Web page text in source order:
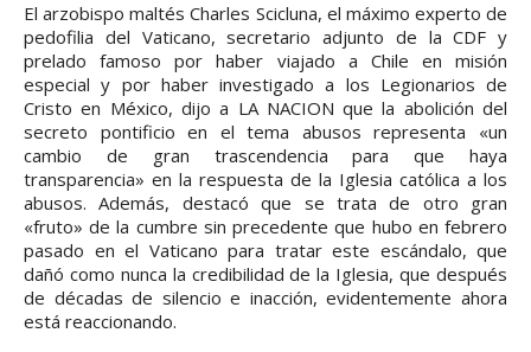
El arzobispo maltés Charles Scicluna, el máximo experto de
pedofilia del Vaticano, secretario adjunto de la CDF y
prelado famoso por haber viajado a Chile en misión
especial y por haber investigado a los Legionarios de
Cristo en México, dijo a LA NACION que la abolición del
secreto pontificio en el tema abusos representa «un
cambio de gran trascendencia para que haya
transparencia» en la respuesta de la Iglesia católica a los
abusos. Además, destacó que se trata de otro gran
«fruto» de la cumbre sin precedente que hubo en febrero
pasado en el Vaticano para tratar este escándalo, que
dañó como nunca la credibilidad de la Iglesia, que después
de décadas de silencio e inacción, evidentemente ahora
está reaccionando.